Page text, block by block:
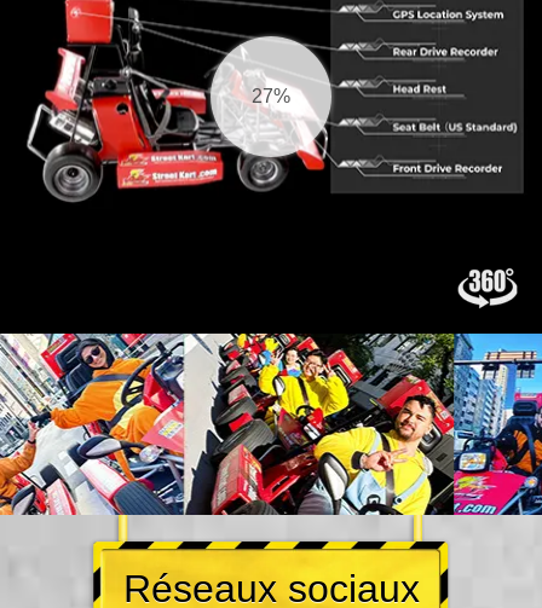
27%
Réseaux sociaux